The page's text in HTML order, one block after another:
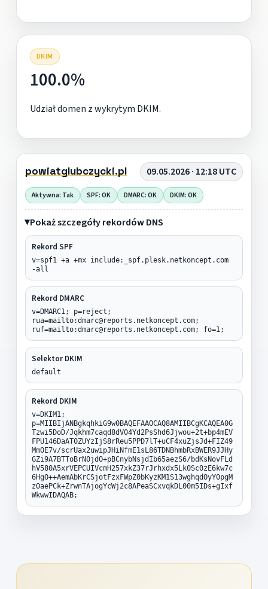
DKIM
100.0%
Udział domen z wykrytym DKIM.
powiatglubczycki.pl 09.05.2026 · 12:18 UTC
Aktywna: Tak SPF: OK DMARC: OK DKIM: OK
Pokaż szczegóły rekordów DNS
Rekord SPF
v=spf1 +a +mx include:_spf.plesk.netkoncept.com
-all
Rekord DMARC
v=DMARC1; p=reject;
rua=mailto:dmarc@reports.netkoncept.com;
ruf=mailto:dmarc@reports.netkoncept.com; fo=1;
Selektor DKIM
default
Rekord DKIM
v=DKIM1;
p=MIIBIjANBgkqhkiG9w0BAQEFAAOCAQ8AMIIBCgKCAQEA0G
Tzwi5DoD/Jqkhm7caqd8dV04Yd2PsShd6Jjwou+2t+bp4mEV
FPU146DaAT0ZUYzIjS8rReu5PPD7lT+uCF4xuZjsJd+FIZ49
MmOE7v/scrUax2uwipJHiNfmE1sL86TDNBhmbRxBWER9JJHy
GZi9A7BTToBrN0jdO+pBCnybNsjdIb65aezS6/bdKsNovFLd
hV580A5xrVEPCUIVcmH257xkZ37rJrhxdx5Lk0Sc0zE6kw7c
6HgO++AemAbKrCSjotFzxFWpZ0bKyzKM1S13wghqdOyY0pgM
zOaePCk+ZrwnTAjogYcWj2c8APeaSCxvqkDL00m5IDs+gIxf
WkwwIDAQAB;